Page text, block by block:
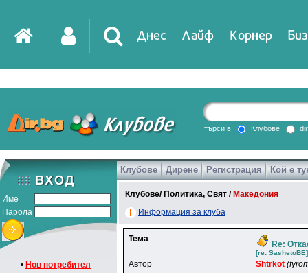
Днес Лайф Корнер
DirTV Impressio
Games
търси в Клубове
Име
Парола
• Нов потребител
Клубове Дирене Регистрация Кой е
Клубове/ Политика, Свят / Македония
Информация за клуба
Тема
Re:
[re: SashetoBE]
Автор Shtrkot